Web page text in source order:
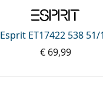
Esprit ET17422 538 51/
€ 69,99